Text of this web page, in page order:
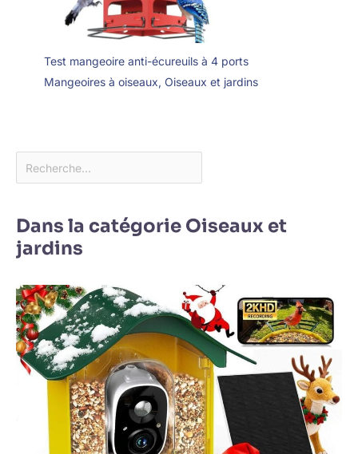
Test mangeoire anti-écureuils à 4 ports
Mangeoires à oiseaux, Oiseaux et jardins
Dans la catégorie Oiseaux et
jardins